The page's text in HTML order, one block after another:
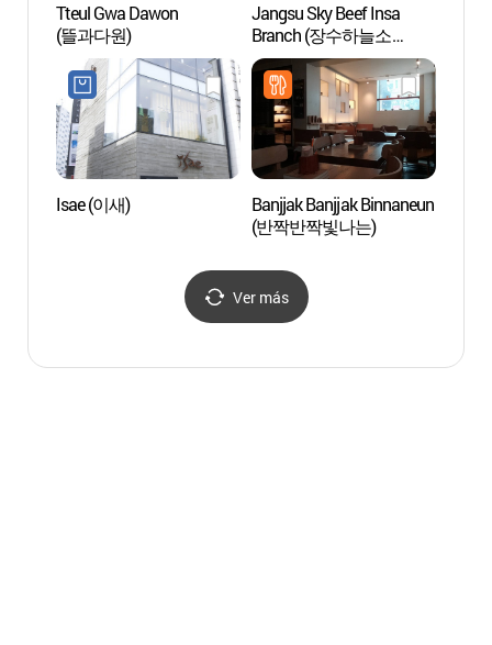
Tteul Gwa Dawon
(뜰과다원)
Jangsu Sky Beef Insa
Branch (장수하늘소
인사점)
Isae (이새)
Banjjak Banjjak Binnaneun
(반짝반짝빛나는)
Ver más